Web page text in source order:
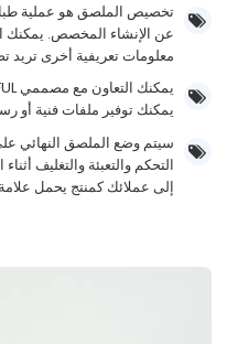
تخصيص الملصق هو عملية
عن الإنشاء المخصص.
معلومات تعريفية أخرى تريد
يمكنك توفير ملفات فنية أو
سيتم وضع الملصق النهائي
التحكم والتعبئة والتغليف
إلى عملائك كمنتج يحمل علامة